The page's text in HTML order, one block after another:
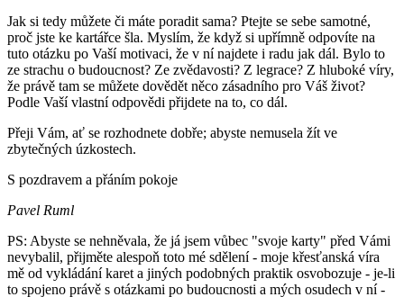
Jak si tedy můžete či máte poradit sama? Ptejte se sebe samotné,
proč jste ke kartářce šla. Myslím, že když si upřímně odpovíte na
tuto otázku po Vaší motivaci, že v ní najdete i radu jak dál. Bylo to
ze strachu o budoucnost? Ze zvědavosti? Z legrace? Z hluboké víry,
že právě tam se můžete dovědět něco zásadního pro Váš život?
Podle Vaší vlastní odpovědi přijdete na to, co dál.
Přeji Vám, ať se rozhodnete dobře; abyste nemusela žít ve
zbytečných úzkostech.
S pozdravem a přáním pokoje
Pavel Ruml
PS: Abyste se nehněvala, že já jsem vůbec "svoje karty" před Vámi
nevybalil, přijměte alespoň toto mé sdělení - moje křesťanská víra
mě od vykládání karet a jiných podobných praktik osvobozuje - je-li
to spojeno právě s otázkami po budoucnosti a mých osudech v ní -